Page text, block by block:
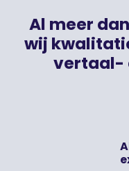
Al meer
wij
vertaal-